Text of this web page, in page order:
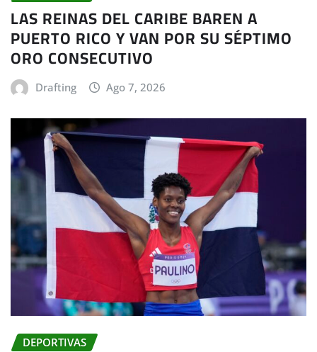
LAS REINAS DEL CARIBE BAREN A
PUERTO RICO Y VAN POR SU SÉPTIMO
ORO CONSECUTIVO
Drafting Ago 7, 2026
DEPORTIVAS